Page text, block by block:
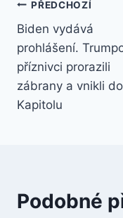
Navigace
pro
příspěvek
PŘEDCHOZÍ
Biden vydává
prohlášení.
příznivci prorazili
zábrany a vnikli do
Kapitolu
Podobné